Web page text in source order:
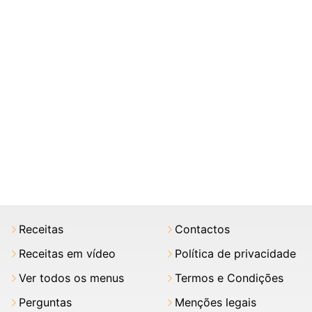
Receitas
Receitas em vídeo
Ver todos os menus
Perguntas
Contactos
Política de privacidade
Termos e Condições
Menções legais